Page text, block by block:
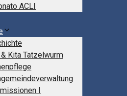
ACLI
Kita Tatzelwurm
I